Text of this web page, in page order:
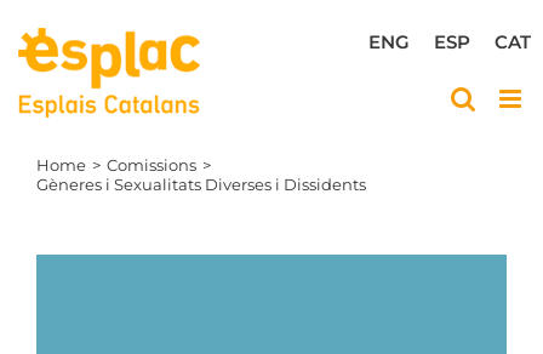
content
CAT
ESP
ENG
Home
Comissions
Gèneres i Sexualitats Diverses i Dissidents